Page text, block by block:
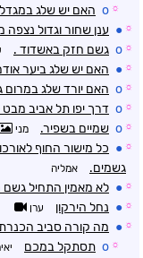
☼
o האם יש שלג
☼
● ענן שחור וגדול נצפה
☼
o גשם חזק באשדוד .
☼
● האם יש שלג ביער
☼
o האם יורד שלג במרום
☼
o דרך יפו תל אביב מבט
☼
o שמיים בשפיר. מני
☼
● כל מישור החוף
גשמים.
אמליה
☼
● לא מאמין התחיל גשם
☼
● נחל הירקון ערן
☼
● מה קורה סביב
☼
o תסתקל במכם